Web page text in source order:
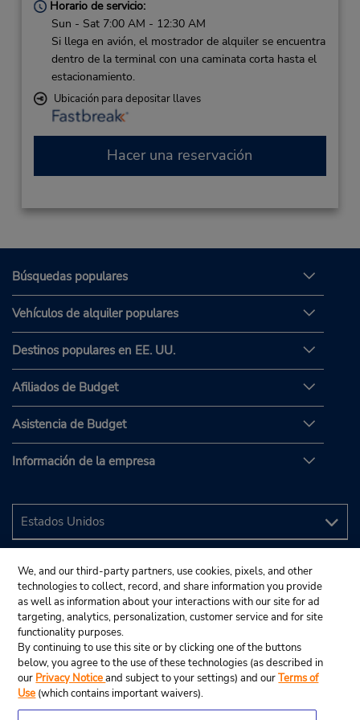
Horario de servicio:
Sun - Sat 7:00 AM - 12:30 AM
Si llega en avión, el mostrador de alquiler se encuentra
dentro de la terminal con una caminata corta hasta el
estacionamiento.
Ubicación para depositar llaves
Hacer una reservación
Búsquedas populares
Vehículos de alquiler populares
Destinos populares en EE. UU.
Afiliados de Budget
Asistencia de Budget
Información de la empresa
We, and our third-party partners, use cookies, pixels, and other
technologies to collect, record, and share information you provide
as well as information about your interactions with our site for ad
targeting, analytics, personalization, customer service and for site
functionality purposes.
By continuing to use this site or by clicking one of the buttons
below, you agree to the use of these technologies (as described in
our Privacy Noticeand subject to your settings) and ourTerms of
Use (which contains important waivers).